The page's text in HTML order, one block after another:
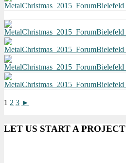
1 2 3 ►
LET US START A PROJECT